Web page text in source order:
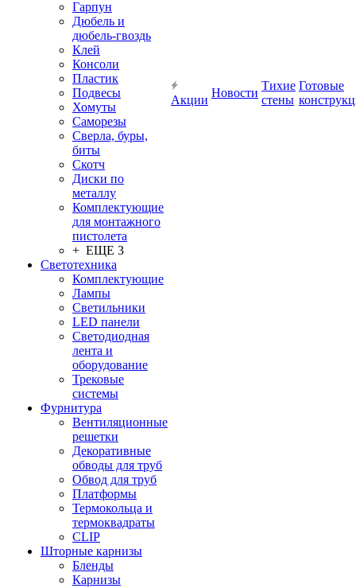
Гарпун
Дюбель и
дюбель-гвоздь
Клей
Консоли
Пластик
Подвесы
Хомуты
Саморезы
Сверла, буры,
биты
Скотч
Диски по
металлу
Комплектующие
для монтажного
пистолета
+ ЕЩЕ 3
Светотехника
Комплектующие
Лампы
Светильники
LED панели
Светодиодная
лента и
оборудование
Трековые
системы
Фурнитура
Вентиляционные
решетки
Декоративные
обводы для труб
Обвод для труб
Платформы
Термокольца и
термоквадраты
CLIP
Шторные карнизы
Бленды
Карнизы
Акции
Новости
Тихие
стены
Готовые